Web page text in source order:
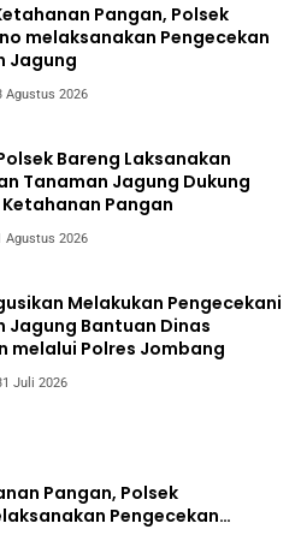
Pangan, Polsek
melaksanakan Pengecekan
Jagung
Agustus 2026
Bareng Laksanakan
Tanaman Jagung Dukung
Pangan
Agustus 2026
Melakukan Pengecekani
Jagung Bantuan Dinas
melalui Polres Jombang
Juli 2026
Pangan, Polsek
Pengecekan